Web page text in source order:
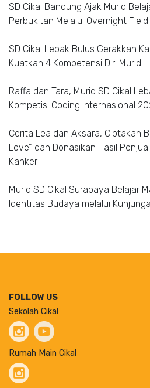
SD Cikal Bandung Ajak Murid
Perbukitan Melalui Overnight Field
SD Cikal Lebak Bulus Gerakkan
Kuatkan 4 Kompetensi Diri Murid
Raffa dan Tara, Murid SD Cikal
Kompetisi Coding Internasional
Cerita Lea dan Aksara, Ciptakan
Love” dan Donasikan Hasil
Kanker
Murid SD Cikal Surabaya Belajar
Identitas Budaya melalui
FOLLOW US
Sekolah Cikal
Rumah Main Cikal